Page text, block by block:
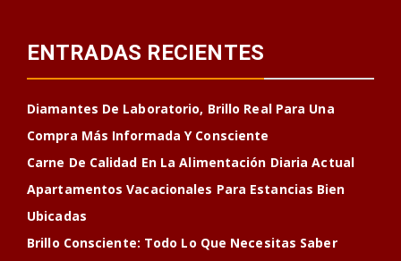
ENTRADAS RECIENTES
Diamantes De Laboratorio, Brillo Real Para Una
Compra Más Informada Y Consciente
Carne De Calidad En La Alimentación Diaria Actual
Apartamentos Vacacionales Para Estancias Bien
Ubicadas
Brillo Consciente: Todo Lo Que Necesitas Saber